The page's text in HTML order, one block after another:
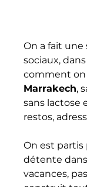
On a fait une
sociaux,
comment
Marrakech,
sans lactose
restos,
On est partis
détente
vacances,